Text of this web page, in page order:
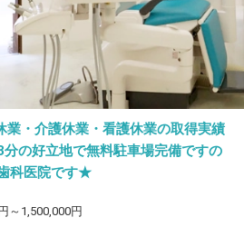
・介護休業・看護休業の取得実績
の好立地で無料駐車場完備ですの
科医院です★
～1,500,000円